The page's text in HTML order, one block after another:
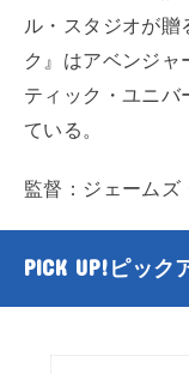
ル・スタジオが贈
ク』はアベンジャ
ティック・ユニバ
ている。
監督： ジェームズ
PICK UP! ピック